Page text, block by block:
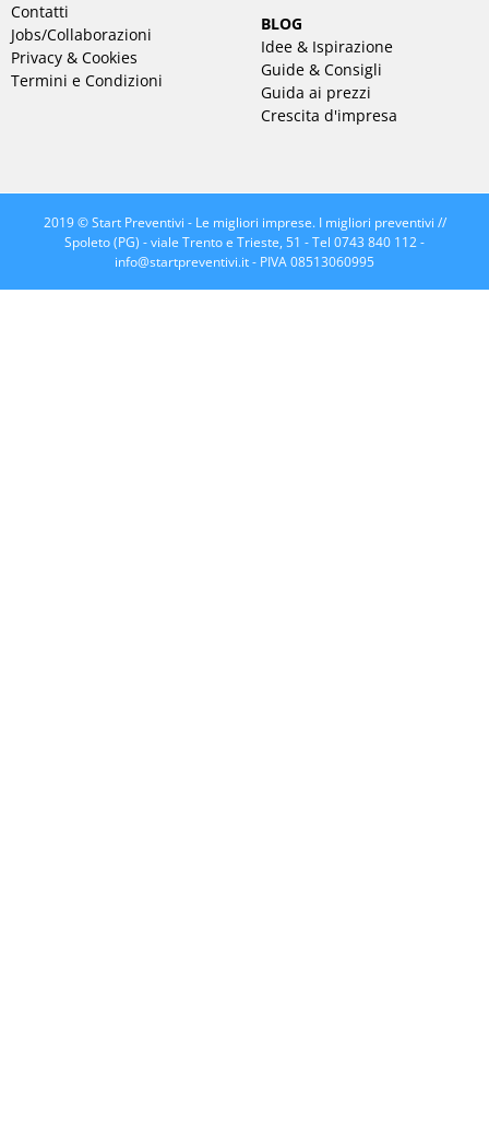
Contatti
Jobs/Collaborazioni
Privacy & Cookies
Termini e Condizioni
BLOG
Idee & Ispirazione
Guide & Consigli
Guida ai prezzi
Crescita d'impresa
2019 © Start Preventivi - Le migliori imprese. I migliori preventivi //
Spoleto (PG) - viale Trento e Trieste, 51 - Tel 0743 840 112 -
info@startpreventivi.it- PIVA 08513060995